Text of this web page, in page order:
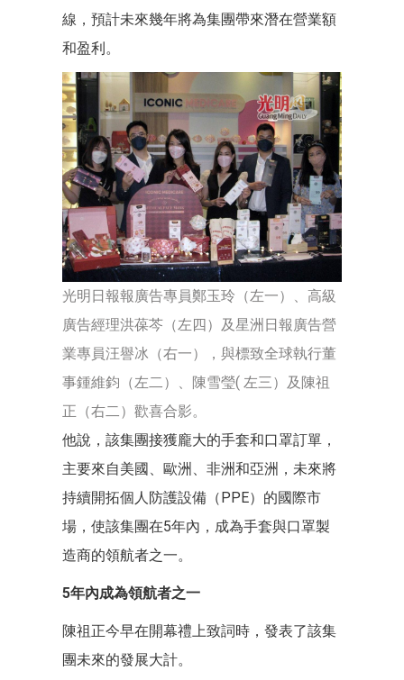
線，預計未來幾年將為集團帶來潛在營業額
和盈利。
光明日報報廣告專員鄭玉玲（左一）、高級
廣告經理洪葆芩（左四）及星洲日報廣告營
業專員汪譽冰（右一），與標致全球執行董
事鍾維鈞（左二）、陳雪瑩( 左三）及陳祖
正（右二）歡喜合影。
他說，該集團接獲龐大的手套和口罩訂單，
主要來自美國、歐洲、非洲和亞洲，未來將
持續開拓個人防護設備（PPE）的國際市
場，使該集團在5年內，成為手套與口罩製
造商的領航者之一。
5年內成為領航者之一
陳祖正今早在開幕禮上致詞時，發表了該集
團未來的發展大計。